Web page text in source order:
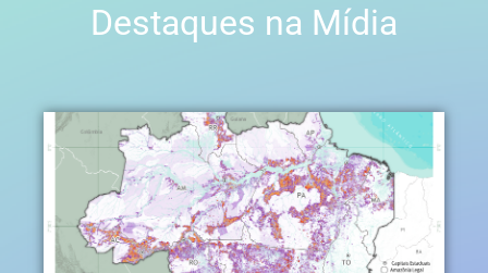
Destaques na Mídia